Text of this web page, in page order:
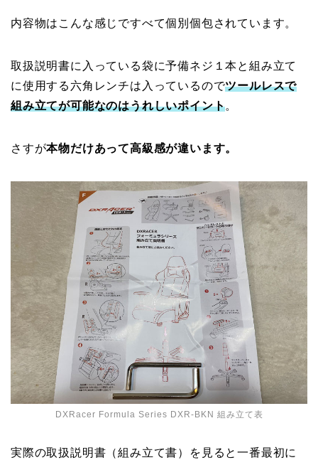
内容物はこんな感じですべて個別個包されています。
取扱説明書に入っている袋に予備ネジ１本と組み立て
に使用する六角レンチは入っているのでツールレスで
組み立てが可能なのはうれしいポイント。
さすが本物だけあって高級感が違います。
DXRacer Formula Series DXR-BKN 組み立て表
実際の取扱説明書（組み立て書）を見ると一番最初に